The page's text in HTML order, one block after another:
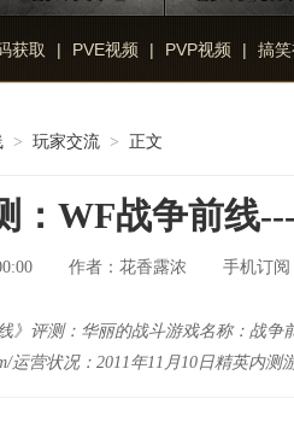
获取 | PVE视频 | PVP视频 | 搞
> 玩家交流 > 正文
：WF战争前线
作者： 花香露浓 手机订阅
》评测：华丽的战斗游戏名称：战
运营状况：2011年11月10日精英内